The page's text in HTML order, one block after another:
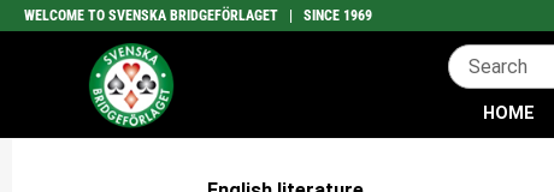
WELCOME TO SVENSKA BRIDGEFÖRLAGET | SINCE 1969
HOME